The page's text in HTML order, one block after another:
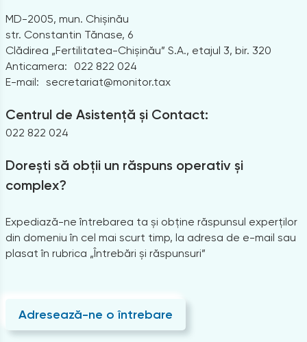
MD-2005, mun. Chișinău
str. Constantin Tănase, 6
Clădirea „Fertilitatea-Chișinău” S.A., etajul 3, bir. 320
Anticamera:
022 822 024
E-mail: secretariat@monitor.tax
Centrul de Asistență și Contact:
022 822 024
Dorești să obții un răspuns operativ și
complex?
Expediază-ne întrebarea ta și obține răspunsul experților
din domeniu în cel mai scurt timp, la adresa de e-mail sau
plasat în rubrica „Întrebări și răspunsuri”
Adresează-ne o întrebare